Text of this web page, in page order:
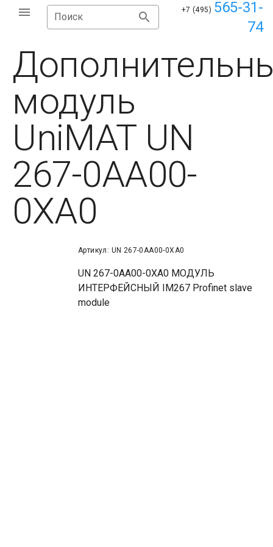
Поиск
+7 (495) 565-31-
74
модуль
UniMAT UN
267-0AA00-
0XA0
Артикул: UN 267-0AA00-0XA0
UN 267-0AA00-0XA0 МОДУЛЬ
ИНТЕРФЕЙСНЫЙ IM267 Profinet slave
module